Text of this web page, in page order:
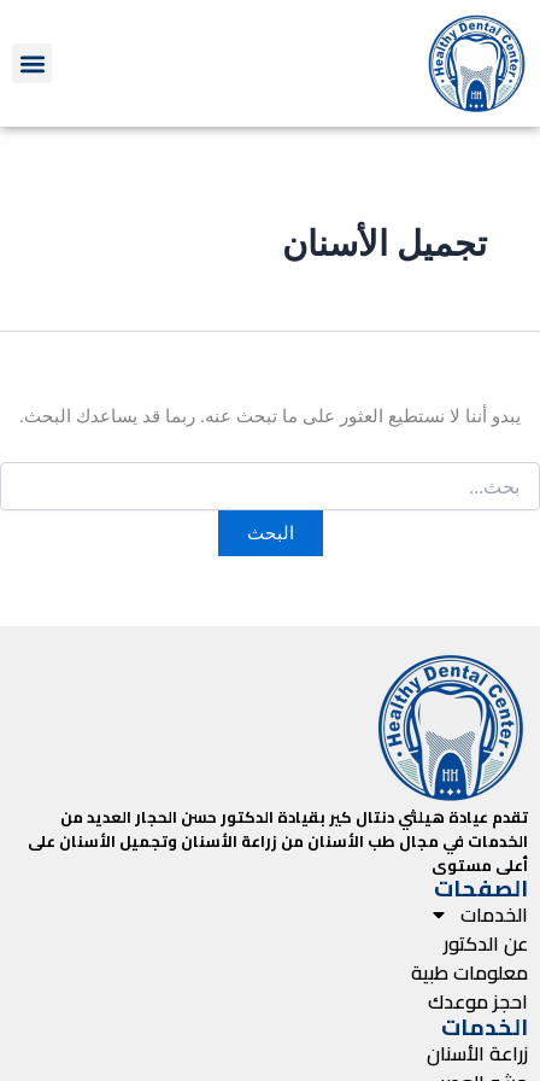
تخطي
إلى
المحتوى
تجميل الأسنان
يبدو أننا لا نستطيع العثور على ما تبحث عنه. ربما قد يساعدك البحث.
عن:
تقدم عيادة هيلثي دنتال كير بقيادة الدكتور حسن الحجار العديد من
الخدمات في مجال طب الأسنان من زراعة الأسنان وتجميل الأسنان على
أعلى مستوى
الصفحات
الخدمات
عن الدكتور
معلومات طبية
احجز موعدك
الخدمات
زراعة الأسنان